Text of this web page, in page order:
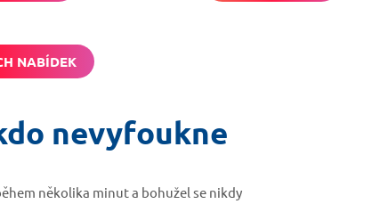
NABÍDEK
nevyfoukne
několika minut a bohužel se nikdy